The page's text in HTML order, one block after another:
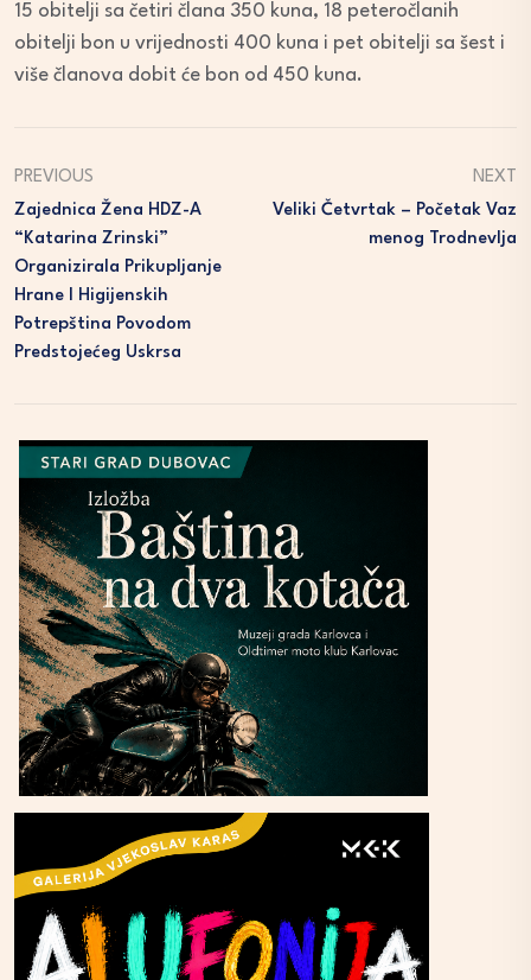
15 obitelji sa četiri člana 350 kuna, 18 peteročlanih
obitelji bon u vrijednosti 400 kuna i pet obitelji sa šest i
više članova dobit će bon od 450 kuna.
PREVIOUS
Zajednica Žena HDZ-A
“Katarina Zrinski”
Organizirala Prikupljanje
Hrane I Higijenskih
Potrepština Povodom
Predstojećeg Uskrsa
NEXT
Veliki Četvrtak – Početak Vaz
Menog Trodnevlja